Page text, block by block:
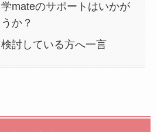
mateのサポートはいかが
か？
討している方へ一言